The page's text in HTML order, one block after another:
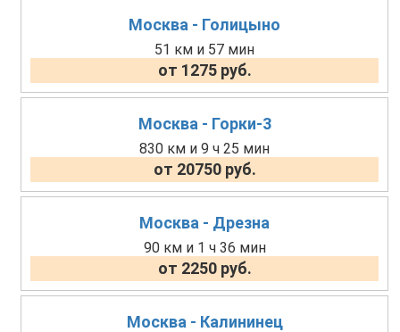
Москва - Голицыно
51 км и 57 мин
от 1275 руб.
Москва - Горки-3
830 км и 9 ч 25 мин
от 20750 руб.
Москва - Дрезна
90 км и 1 ч 36 мин
от 2250 руб.
Москва - Калининец